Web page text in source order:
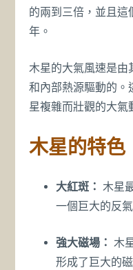
的兩到三倍，並且
年。
木星的大氣風速是由
和內部熱源驅動的。
星複雜而壯觀的大氣
木星的特色
大紅斑： 木星
一個巨大的反
強大磁場： 木
形成了巨大的